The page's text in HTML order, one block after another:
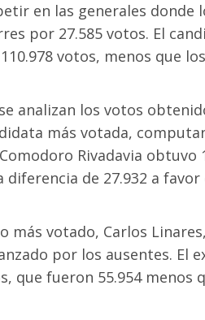
en las generales donde
por 27.585 votos. El
votos, menos que
analizan los votos
más votada,
Rivadavia obtuvo
de 27.932 a favor
más votado, Carlos
por los ausentes. El
que fueron 55.954 menos